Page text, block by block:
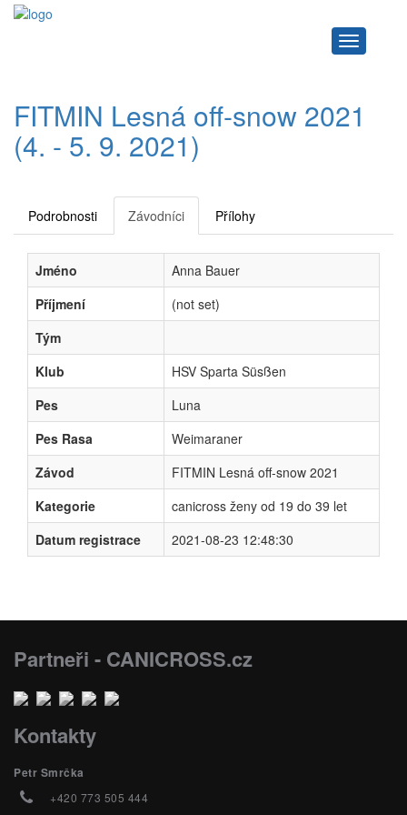
Navigace
FITMIN Lesná off-snow 2021
(4. - 5. 9. 2021)
Podrobnosti Závodníci Přílohy
Jméno
Anna Bauer
Příjmení
(not set)
Tým
Klub
HSV Sparta Süsßen
Pes
Luna
Pes Rasa
Weimaraner
Závod
FITMIN Lesná off-snow 2021
Kategorie
canicross ženy od 19 do 39 let
Datum registrace
2021-08-23 12:48:30
Partneři - CANICROSS.cz
Kontakty
Petr Smrčka
+420 773 505 444